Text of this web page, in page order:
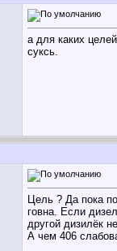
а для каких
суксь.
Цель ? Да пока
говна. Если
другой дизилёк
А чем 406